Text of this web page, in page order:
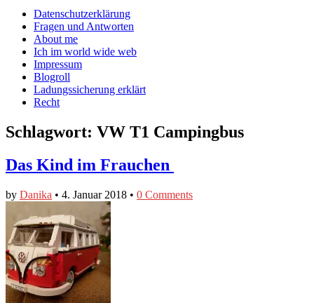
Facebook
anzeigen
Twitter
anzeigen
auf
Instagram
anzeigen
Main
menu
Skip
content
Datenschutzerklärung
Fragen und Antworten
About me
Ich im world wide web
Impressum
Blogroll
Ladungssicherung erklärt
Recht
Schlagwort: VW T1 Campingbus
Das Kind im Frauchen
by Danika • 4. Januar 2018 • 0 Comments